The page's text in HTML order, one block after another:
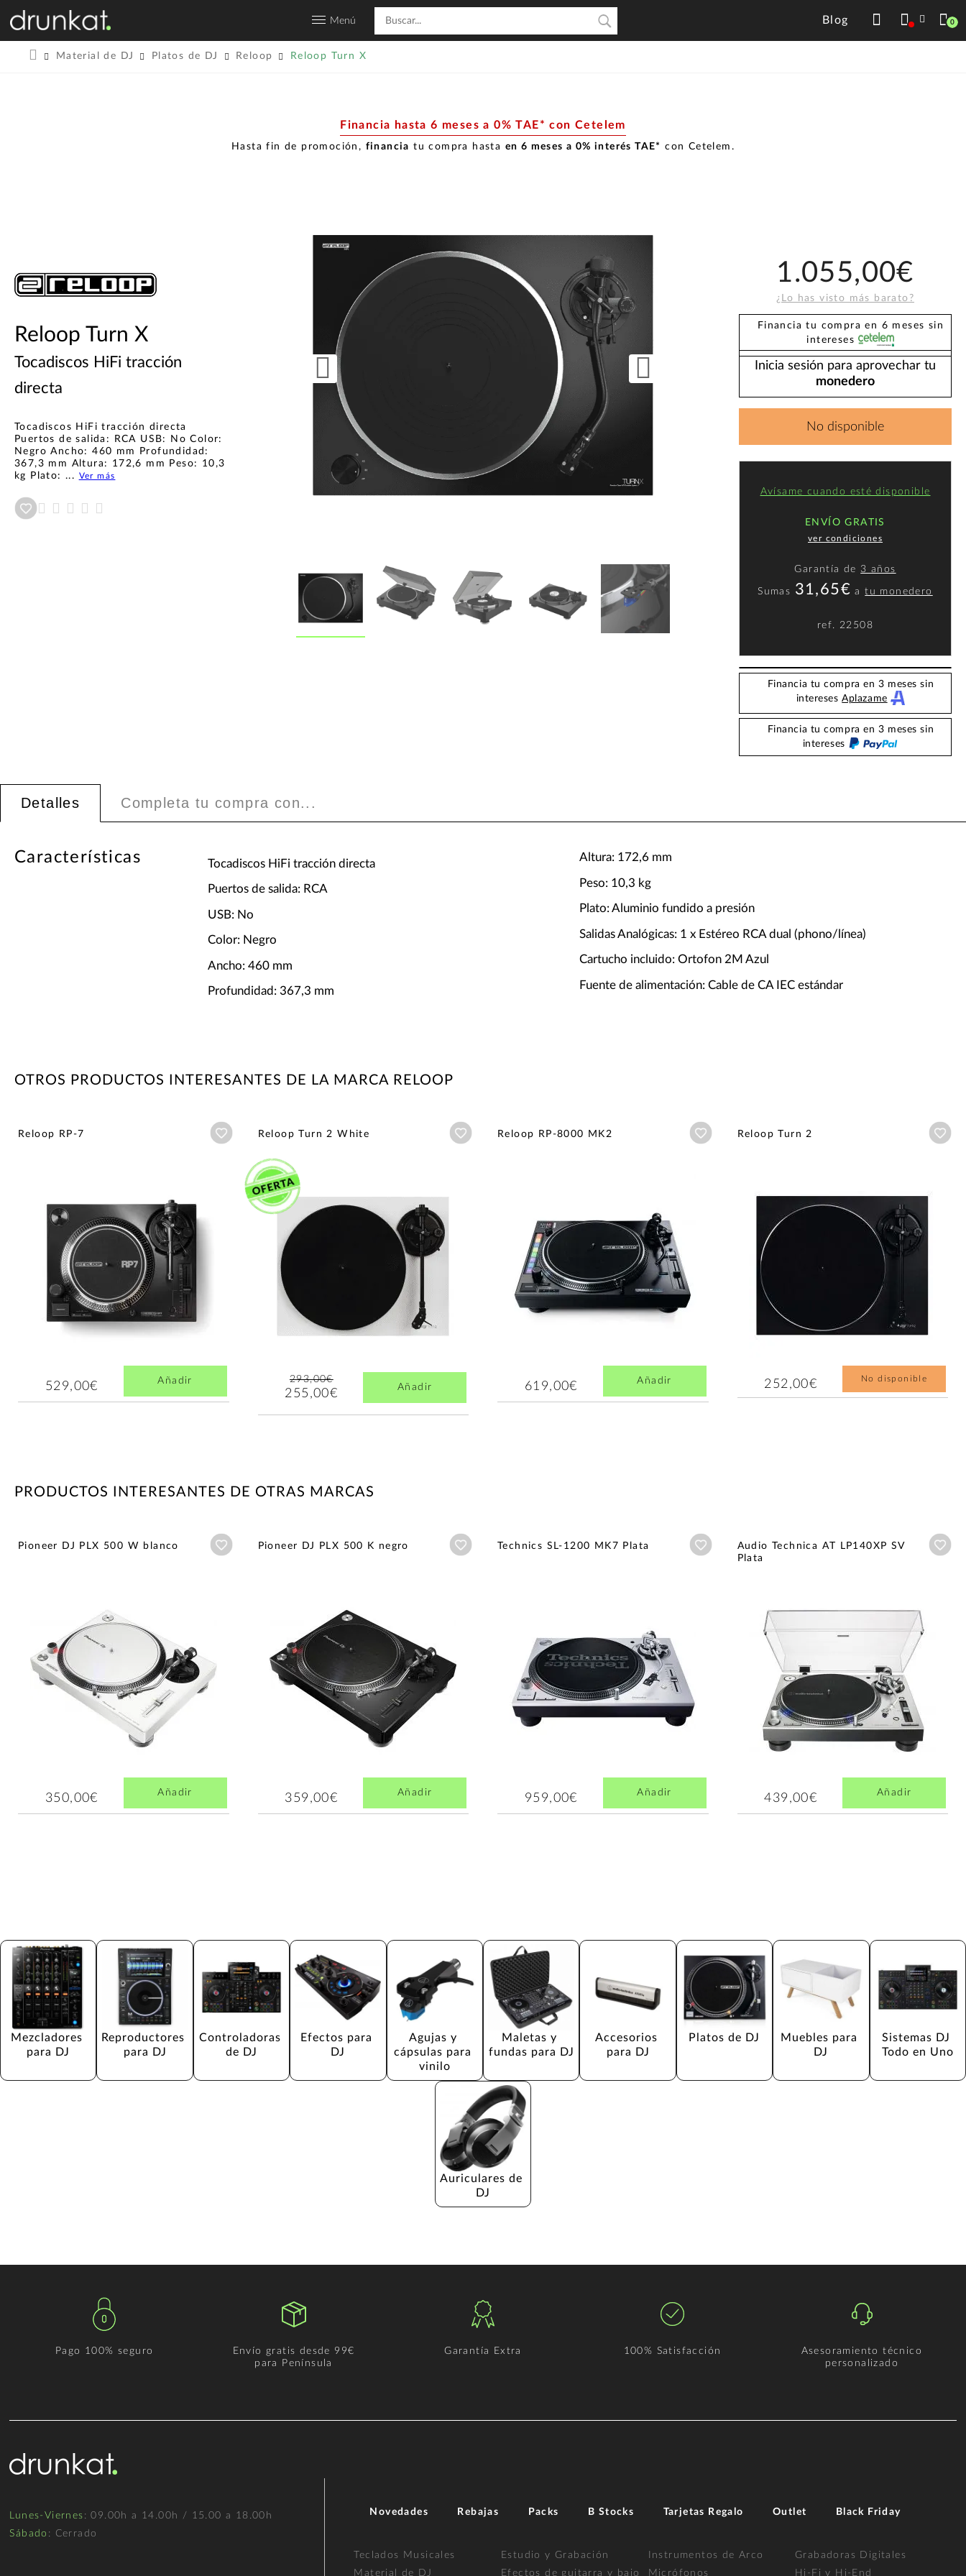
Menú Blog 0
Material de DJ Platos de DJ Reloop Reloop Turn X
Financia hasta 6 meses a 0% TAE* con Cetelem
Hasta fin de promoción, financia tu compra hasta en 6 meses a 0% interés TAE* con Cetelem.
Reloop Turn X
Tocadiscos HiFi tracción
directa
Tocadiscos HiFi tracción directa
Puertos de salida: RCA USB: No Color:
Negro Ancho: 460 mm Profundidad:
367,3 mm Altura: 172,6 mm Peso: 10,3
kg Plato: ... Ver más
1.055,00€
¿Lo has visto más barato?
Financia tu compra en 6 meses sin
intereses
Inicia sesión para aprovechar tu
monedero
No disponible
Avísame cuando esté disponible
ENVÍO GRATIS
ver condiciones
Garantía de 3 años
Sumas 31,65€ atu monedero
ref. 22508
Financia tu compra en 3 meses sin
interesesAplazame
Financia tu compra en 3 meses sin
intereses
Detalles Completa tu compra con...
Características Tocadiscos HiFi tracción directa
Puertos de salida: RCA
USB: No
Color: Negro
Ancho: 460 mm
Profundidad: 367,3 mm
Altura: 172,6 mm
Peso: 10,3 kg
Plato: Aluminio fundido a presión
Salidas Analógicas: 1 x Estéreo RCA dual (phono/línea)
Cartucho incluido: Ortofon 2M Azul
Fuente de alimentación: Cable de CA IEC estándar
OTROS PRODUCTOS INTERESANTES DE LA MARCA RELOOP
Reloop RP-7 Añadir a wishlist
529,00€ Añadir
Reloop Turn 2 White Añadir a wishlist
293,00€
255,00€ Añadir
Reloop RP-8000 MK2 Añadir a wishlist
619,00€ Añadir
Reloop Turn 2
252,00€ No disponible
PRODUCTOS INTERESANTES DE OTRAS MARCAS
Pioneer DJ PLX 500 W blanco Añadir a wishlist
350,00€ Añadir
Pioneer DJ PLX 500 K negro Añadir a wishlist
359,00€ Añadir
Technics SL-1200 MK7 Plata Añadir a wishlist
959,00€ Añadir
Audio Technica AT LP140XP SV
Plata
439,00€ Añadir
Mezcladores
para DJ
Reproductores
para DJ
Controladoras
de DJ
Efectos para
DJ
Agujas y
cápsulas para
vinilo
Maletas y
fundas para DJ
Accesorios
para DJ
Platos de DJ
Muebles para
DJ
Sistemas DJ
Todo en Uno
Auriculares de
DJ
Pago 100% seguro
Envío gratis desde 99€
para Península
Garantía Extra 100% Satisfacción
Asesoramiento técnico
personalizado
Lunes-Viernes : 09.00h a 14.00h / 15.00 a 18.00h
Sábado : Cerrado
Novedades Rebajas Packs B Stocks Tarjetas Regalo Outlet Black Friday
Teclados Musicales
Material de DJ
Estudio y Grabación
Efectos de guitarra y bajo
Instrumentos de Arco
Micrófonos
Grabadoras Digitales
Hi-Fi y Hi-End